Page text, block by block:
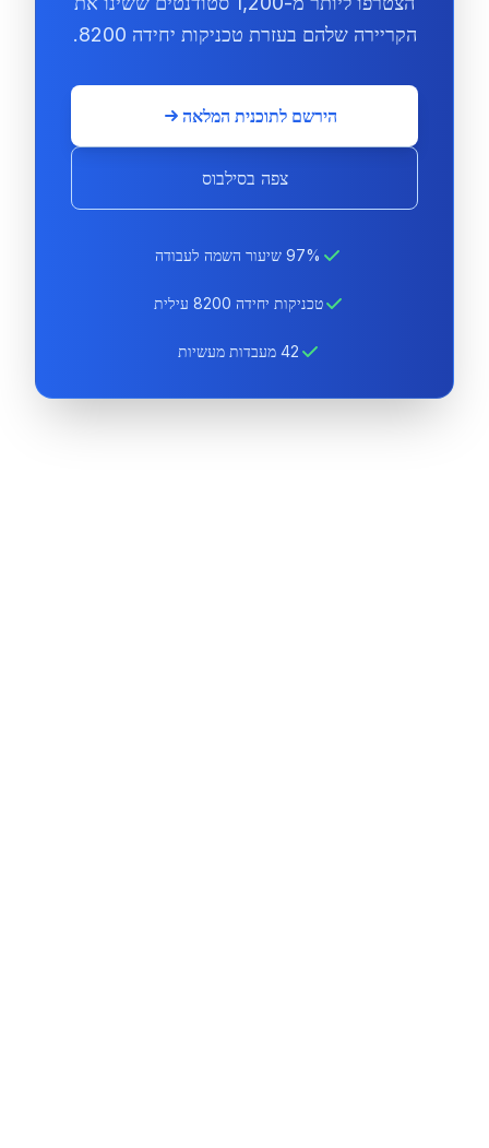
הקריירה שלהם בעזרת טכניקות יחידה 8200.
הירשם לתוכנית המלאה
צפה בסילבוס
97% שיעור השמה לעבודה
טכניקות יחידה 8200 עילית
42 מעבדות מעשיות